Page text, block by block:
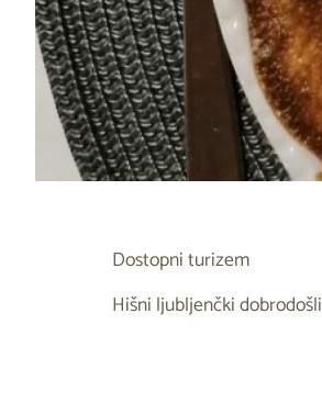
Dostopni turizem
Hišni ljubljenčki dobrodošli